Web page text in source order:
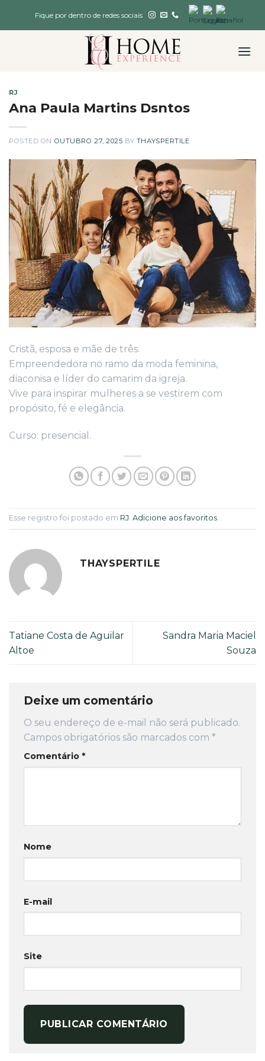
Fique por dentro de redes sociais
RJ
Ana Paula Martins Dsntos
POSTED ON OUTUBRO 27, 2025 BY THAYSPERTILE
Cristã, esposa e mãe de três.
Empreendedora no ramo da moda feminina,
diaconisa e líder do camarim da igreja.
Vive para inspirar mulheres a se vestirem com
propósito, fé e elegância.
Curso: presencial.
Esse registro foi postado em RJ. Adicione aos favoritos.
THAYSPERTILE
Tatiane Costa de Aguilar
Altoe
Sandra Maria Maciel
Souza
Deixe um comentário
O seu endereço de e-mail não será publicado.
Campos obrigatórios são marcados com *
Comentário *
Nome
E-mail
Site